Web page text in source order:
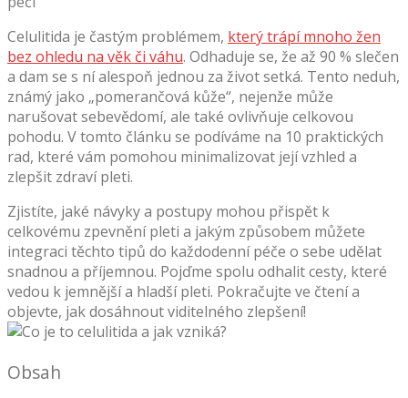
Celulitida je častým problémem, který trápí mnoho žen
bez ohledu na věk či váhu. Odhaduje se, že až 90 % slečen
a dam se s ní alespoň jednou za život setká. Tento neduh,
známý jako „pomerančová kůže“, nejenže může
narušovat sebevědomí, ale také ovlivňuje celkovou
pohodu. V tomto článku se podíváme na 10 praktických
rad, které vám pomohou minimalizovat její vzhled a
zlepšit zdraví pleti.
Zjistíte, jaké návyky a postupy mohou přispět k
celkovému zpevnění pleti a jakým způsobem můžete
integraci těchto tipů do každodenní péče o sebe udělat
snadnou a příjemnou. Pojďme spolu odhalit cesty, které
vedou k jemnější a hladší pleti. Pokračujte ve čtení a
objevte, jak dosáhnout viditelného zlepšení!
Obsah